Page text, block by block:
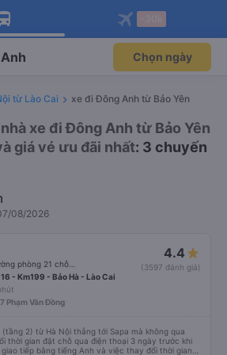
app Vexere ngay!
ưu đãi thành viên độc
Mở app
Vexere
khi đặt vé máy bay qua
Mở app
Chọn ngày
từ Lào Cai xe đi Đông Anh từ Bảo Yên
xe đi Đông Anh từ Bảo Yên
giá vé ưu đãi nhất: 3 chuyến
08/2026
4.4
(3597 đánh giá)
- Km199 - Bảo Hà - Lào Cai
Phạm Văn Đồng
(tầng 2) từ Hà Nội thẳng tới Sapa mà không qua
thời gian đặt chỗ qua điện thoại 3 ngày trước khi
tiếp bằng tiếng Anh và việc thay đổi thời gian